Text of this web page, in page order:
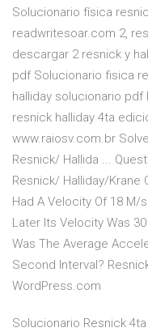
Solucionario física
readwritesoar.com 2,
descargar 2 resnick y
pdf Solucionario fisica
halliday solucionario
resnick halliday 4ta
www.raiosv.com.br
Resnick/ Hallida ...
Resnick/ Halliday/Krane
Had A Velocity Of 18
Later Its Velocity Was
Was The Average
Second Interval?
WordPress.com
Solucionario Resnick